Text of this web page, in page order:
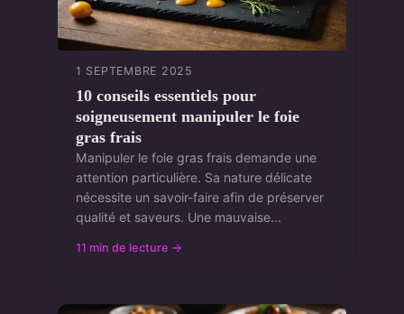
1 SEPTEMBRE 2025
10 conseils essentiels pour
soigneusement manipuler le foie
gras frais
Manipuler le foie gras frais demande une
attention particulière. Sa nature délicate
nécessite un savoir-faire afin de préserver
qualité et saveurs. Une mauvaise...
11 min de lecture →